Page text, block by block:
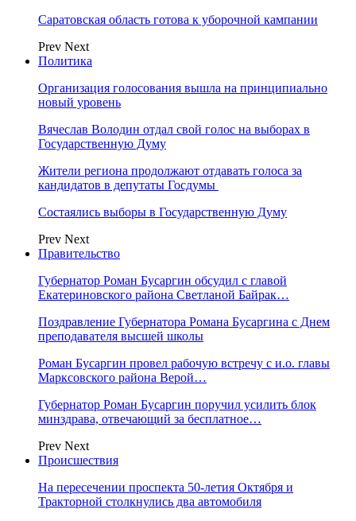
Саратовская область готова к уборочной кампании
Prev Next
Политика
Организация голосования вышла на принципиально
новый уровень
Вячеслав Володин отдал свой голос на выборах в
Государственную Думу
Жители региона продолжают отдавать голоса за
кандидатов в депутаты Госдумы
Состаялись выборы в Государственную Думу
Prev Next
Правительство
Губернатор Роман Бусаргин обсудил с главой
Екатериновского района Светланой Байрак…
Поздравление Губернатора Романа Бусаргина с Днем
преподавателя высшей школы
Роман Бусаргин провел рабочую встречу с и.о. главы
Марксовского района Верой…
Губернатор Роман Бусаргин поручил усилить блок
минздрава, отвечающий за бесплатное…
Prev Next
Происшествия
На пересечении проспекта 50-летия Октября и
Тракторной столкнулись два автомобиля